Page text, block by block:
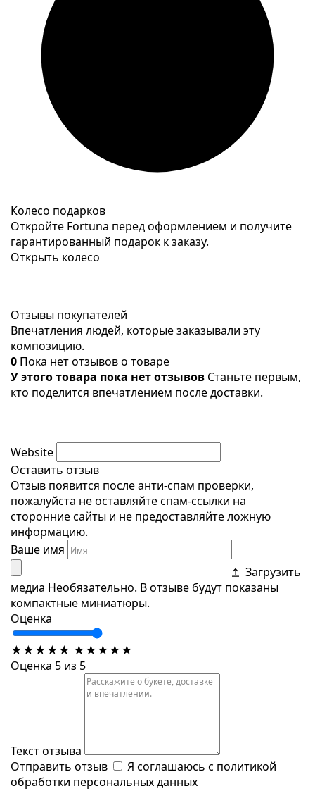
Колесо подарков
Откройте Fortuna перед оформлением и получите
гарантированный подарок к заказу.
Открыть колесо
Отзывы покупателей
Впечатления людей, которые заказывали эту
композицию.
0 Пока нет отзывов о товаре
У этого товара пока нет отзывов Станьте первым,
кто поделится впечатлением после доставки.
Website
Оставить отзыв
Отзыв появится после анти-спам проверки,
пожалуйста не оставляйте спам-ссылки на
сторонние сайты и не предоставляйте ложную
информацию.
Ваше имя
Загрузить
медиа Необязательно. В отзыве будут показаны
компактные миниатюры.
Оценка
★★★★★ ★★★★★
Оценка 5 из 5
Текст отзыва
Отправить отзыв
Я соглашаюсь с политикой
обработки персональных данных